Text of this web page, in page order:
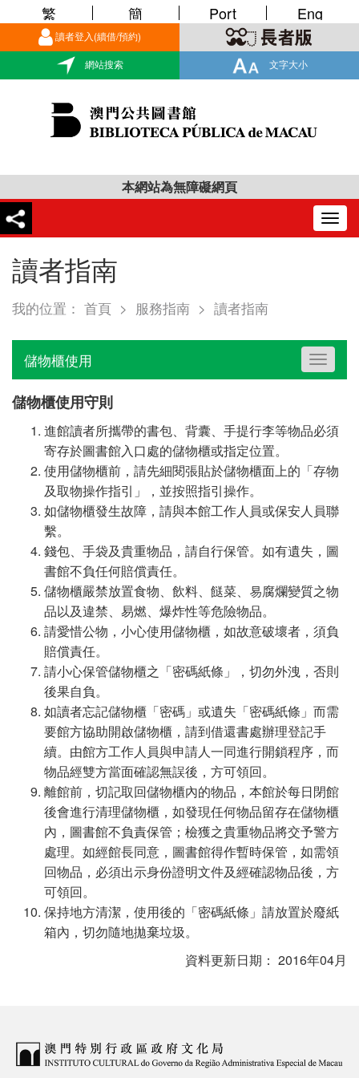
讀者登入(續借/預約)
網站搜索 文字大小
繁 簡 Port Eng
本網站為無障礙網頁
讀者指南
我的位置： 首頁 > 服務指南 > 讀者指南
儲物櫃使用
Toggle
儲物櫃使用守則
進館讀者所攜帶的書包、背囊、手提行李等物品必須
寄存於圖書館入口處的儲物櫃或指定位置。
使用儲物櫃前，請先細閱張貼於儲物櫃面上的「存物
及取物操作指引」，並按照指引操作。
如儲物櫃發生故障，請與本館工作人員或保安人員聯
繫。
錢包、手袋及貴重物品，請自行保管。如有遺失，圖
書館不負任何賠償責任。
儲物櫃嚴禁放置食物、飲料、餸菜、易腐爛變質之物
品以及違禁、易燃、爆炸性等危險物品。
請愛惜公物，小心使用儲物櫃，如故意破壞者，須負
賠償責任。
請小心保管儲物櫃之「密碼紙條」，切勿外洩，否則
後果自負。
如讀者忘記儲物櫃「密碼」或遺失「密碼紙條」而需
要館方協助開啟儲物櫃，請到借還書處辦理登記手
續。由館方工作人員與申請人一同進行開鎖程序，而
物品經雙方當面確認無誤後，方可領回。
離館前，切記取回儲物櫃內的物品，本館於每日閉館
後會進行清理儲物櫃，如發現任何物品留存在儲物櫃
內，圖書館不負責保管；檢獲之貴重物品將交予警方
處理。如經館長同意，圖書館得作暫時保管，如需領
回物品，必須出示身份證明文件及經確認物品後，方
可領回。
保持地方清潔，使用後的「密碼紙條」請放置於廢紙
箱內，切勿隨地拋棄垃圾。
資料更新日期： 2016年04月